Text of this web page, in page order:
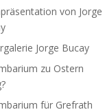
von Jorge
Jorge Bucay
zu Ostern
für Grefrath